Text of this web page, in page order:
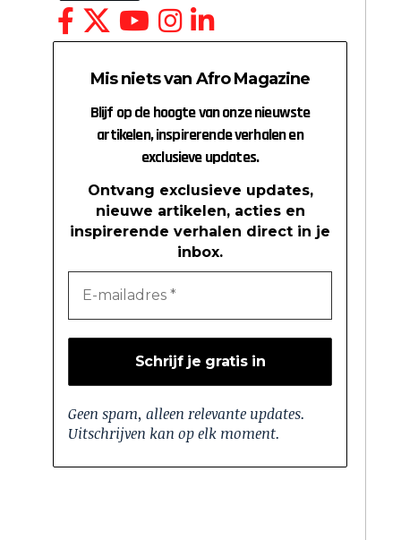
Mis niets van Afro Magazine
Blijf op de hoogte van onze nieuwste
artikelen, inspirerende verhalen en
exclusieve updates.
Ontvang exclusieve updates,
nieuwe artikelen, acties en
inspirerende verhalen direct in je
inbox.
Geen spam, alleen relevante updates.
Uitschrijven kan op elk moment.